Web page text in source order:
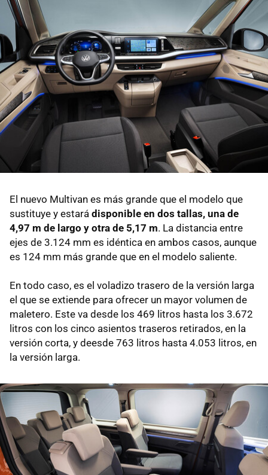
El nuevo Multivan es más grande que el modelo que
sustituye y estará disponible en dos tallas, una de
4,97 m de largo y otra de 5,17 m. La distancia entre
ejes de 3.124 mm es idéntica en ambos casos, aunque
es 124 mm más grande que en el modelo saliente.
En todo caso, es el voladizo trasero de la versión larga
el que se extiende para ofrecer un mayor volumen de
maletero. Este va desde los 469 litros hasta los 3.672
litros con los cinco asientos traseros retirados, en la
versión corta, y deesde 763 litros hasta 4.053 litros, en
la versión larga.